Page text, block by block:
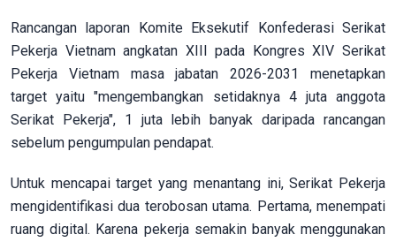
Rancangan laporan Komite Eksekutif Konfederasi Serikat
Pekerja Vietnam angkatan XIII pada Kongres XIV Serikat
Pekerja Vietnam masa jabatan 2026-2031 menetapkan
target yaitu "mengembangkan setidaknya 4 juta anggota
Serikat Pekerja", 1 juta lebih banyak daripada rancangan
sebelum pengumpulan pendapat.
Untuk mencapai target yang menantang ini, Serikat Pekerja
mengidentifikasi dua terobosan utama. Pertama, menempati
ruang digital. Karena pekerja semakin banyak menggunakan